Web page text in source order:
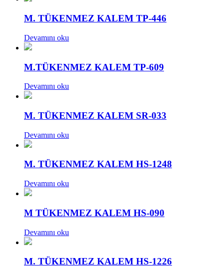
M. TÜKENMEZ KALEM TP-446
Devamını oku
M.TÜKENMEZ KALEM TP-609
Devamını oku
M. TÜKENMEZ KALEM SR-033
Devamını oku
M. TÜKENMEZ KALEM HS-1248
Devamını oku
M TÜKENMEZ KALEM HS-090
Devamını oku
M. TÜKENMEZ KALEM HS-1226